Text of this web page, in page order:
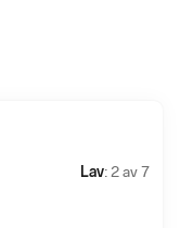
Lav: 2 av 7